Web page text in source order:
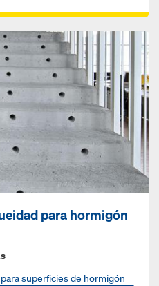
para hormigón
superficies de hormigón